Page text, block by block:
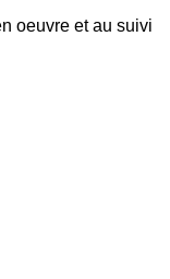
oeuvre et au suivi